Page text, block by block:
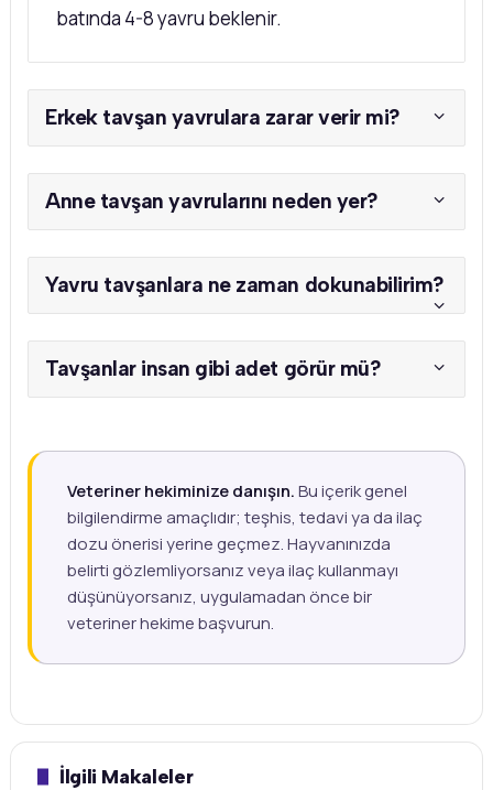
batında 4-8 yavru beklenir.
Erkek tavşan yavrulara zarar verir mi?
Anne tavşan yavrularını neden yer?
Yavru tavşanlara ne zaman dokunabilirim?
Tavşanlar insan gibi adet görür mü?
Veteriner hekiminize danışın.Bu içerik genel
bilgilendirme amaçlıdır; teşhis, tedavi ya da ilaç
dozu önerisi yerine geçmez. Hayvanınızda
belirti gözlemliyorsanız veya ilaç kullanmayı
düşünüyorsanız, uygulamadan önce bir
veteriner hekime başvurun.
İlgili Makaleler